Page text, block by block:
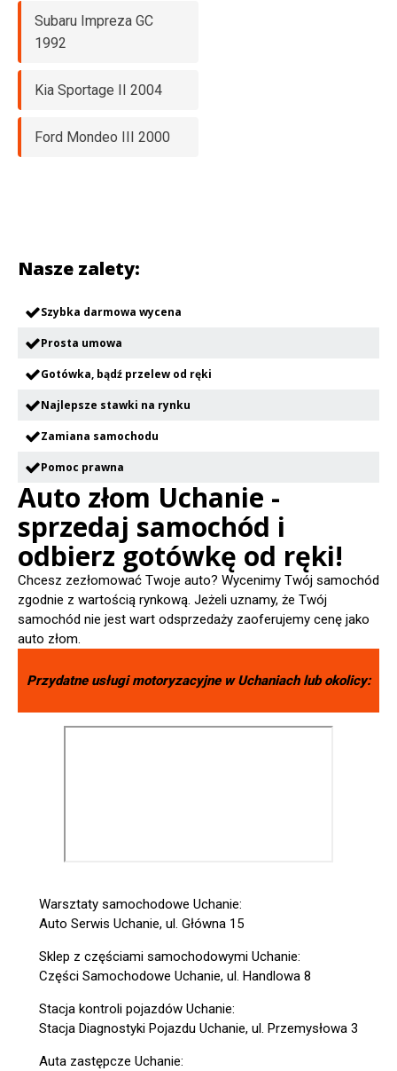
Subaru Impreza GC
1992
Kia Sportage II 2004
Ford Mondeo III 2000
Nasze zalety:
Szybka darmowa wycena
Prosta umowa
Gotówka, bądź przelew od ręki
Najlepsze stawki na rynku
Zamiana samochodu
Pomoc prawna
Auto złom Uchanie -
sprzedaj samochód i
odbierz gotówkę od ręki!
Chcesz zezłomować Twoje auto? Wycenimy Twój samochód
zgodnie z wartością rynkową. Jeżeli uznamy, że Twój
samochód nie jest wart odsprzedaży zaoferujemy cenę jako
auto złom.
Przydatne usługi motoryzacyjne wUchaniachlub okolicy:
Warsztaty samochodowe Uchanie:
Auto Serwis Uchanie, ul. Główna 15
Sklep z częściami samochodowymi Uchanie:
Części Samochodowe Uchanie, ul. Handlowa 8
Stacja kontroli pojazdów Uchanie:
Stacja Diagnostyki Pojazdu Uchanie, ul. Przemysłowa 3
Auta zastępcze Uchanie: